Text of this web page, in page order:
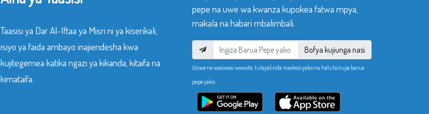
Taasisi ya Dar Al-Iftaa ya Misri ni ya kiserikali,
isiyo ya faida ambayo inajiendesha kwa
kujitegemea katika ngazi ya kikanda, kitaifa na
kimataifa.
pepe na uwe wa kwanza kupokea fatwa mpya,
makala na habari mbalimbali.
Bofya kujiunga nasi
Usiwe na wasiwasi wowote, tutayalinda maelezo yako na hatutaitupa barua
pepe yako.